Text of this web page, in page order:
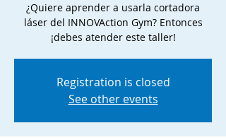
¿Quiere aprender a usarla cortadora
láser del INNOVAction Gym? Entonces
¡debes atender este taller!
Registration is closed
See other events